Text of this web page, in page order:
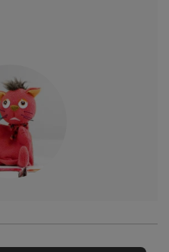
解説します。
撮影当時のものです。